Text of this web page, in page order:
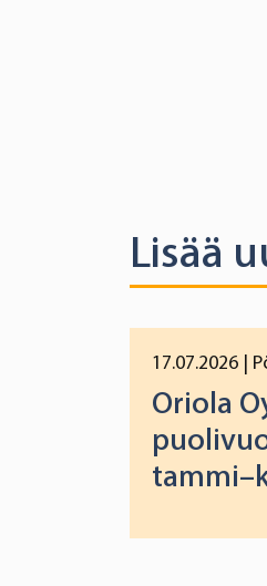
Lisää
17.07.2026 |
Oriola